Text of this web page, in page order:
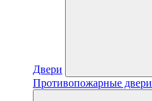
Двери
Противопожарные двери